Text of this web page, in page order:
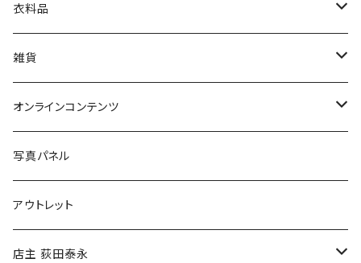
娯楽・エンターテインメント
古書セット
美術
衣料品
POLEWARDS
Tシャツ
雑貨
バッグ
ブックカバー
マグカップ
傘
オンラインコンテンツ
冒険クロストーク
写真パネル
アウトレット
店主 荻田泰永